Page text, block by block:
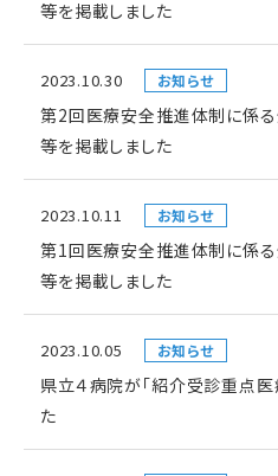
等を掲載しました
2023.10.30 お知らせ
第2回医療安全推進体制に係
等を掲載しました
2023.10.11 お知らせ
第1回医療安全推進体制に係
等を掲載しました
2023.10.05 お知らせ
県立４病院が「紹介受診重点医
た